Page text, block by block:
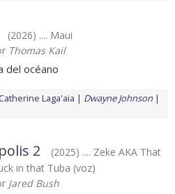
(2026) .... Maui
Thomas Kail
del océano
Laga'aia
Dwayne Johnson
2
(2025) .... Zeke AKA That
in that Tuba (voz)
Jared Bush